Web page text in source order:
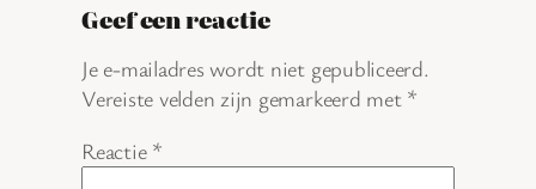
Geef een reactie
Je e-mailadres wordt niet gepubliceerd.
Vereiste velden zijn gemarkeerd met *
Reactie *